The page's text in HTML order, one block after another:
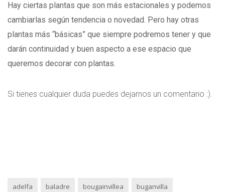
Hay ciertas plantas que son más estacionales y podemos
cambiarlas según tendencia o novedad. Pero hay otras
plantas más “básicas” que siempre podremos tener y que
darán continuidad y buen aspecto a ese espacio que
queremos decorar con plantas.
Si tienes cualquier duda puedes dejarnos un comentario :).
adelfa baladre bougainvillea buganvilla